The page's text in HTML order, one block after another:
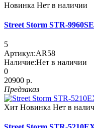
Новинка Нет в наличии
Street Storm STR-9960SE
5
Артикул:AR58
Наличие:Нет в наличии
0
20900 р.
Предзаказ
Хит Новинка Нет в